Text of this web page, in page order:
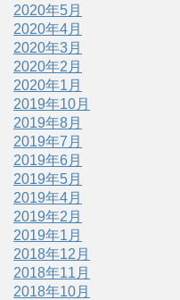
2020年5月
2020年4月
2020年3月
2020年2月
2020年1月
2019年10月
2019年8月
2019年7月
2019年6月
2019年5月
2019年4月
2019年2月
2019年1月
2018年12月
2018年11月
2018年10月